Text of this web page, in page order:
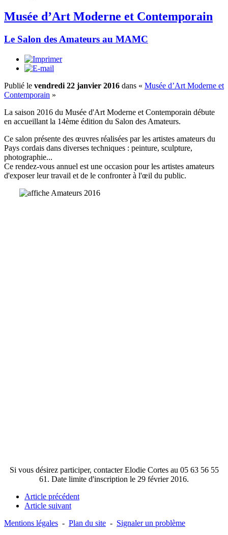
Musée d’Art Moderne et Contemporain
Le Salon des Amateurs au MAMC
Publié le vendredi 22 janvier 2016 dans « Musée d’Art Moderne et
Contemporain »
La saison 2016 du Musée d'Art Moderne et Contemporain débute
en accueillant la 14ème édition du Salon des Amateurs.
Ce salon présente des œuvres réalisées par les artistes amateurs du
Pays cordais dans diverses techniques : peinture, sculpture,
photographie...
Ce rendez-vous annuel est une occasion pour les artistes amateurs
d'exposer leur travail et de le confronter à l'œil du public.
Si vous désirez participer, contacter Elodie Cortes au 05 63 56 55
61. Date limite d'inscription le 29 février 2016.
Article précédent
Article suivant
Mentions légales - Plan du site - Signaler un problème